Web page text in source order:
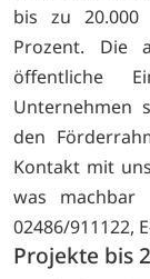
bis zu
Prozent. Die
öffentliche
Unternehmen
den
Kontakt mit
was machbar
02486/911122,
Projekte bis